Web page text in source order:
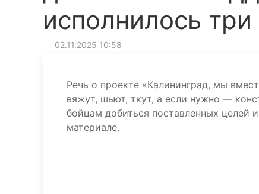
исполнилось три
02.11.2025 10:58
Речь о проекте «Калининград, мы
вяжут, шьют, ткут, а если нужно —
бойцам добиться поставленных целей
материале.